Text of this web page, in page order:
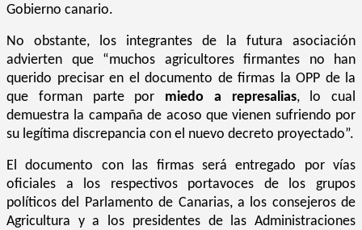
Gobierno canario.
No obstante, los integrantes de la futura asociación
advierten que “muchos agricultores firmantes no han
querido precisar en el documento de firmas la OPP de la
que forman parte por miedo a represalias, lo cual
demuestra la campaña de acoso que vienen sufriendo por
su legítima discrepancia con el nuevo decreto proyectado”.
El documento con las firmas será entregado por vías
oficiales a los respectivos portavoces de los grupos
políticos del Parlamento de Canarias, a los consejeros de
Agricultura y a los presidentes de las Administraciones